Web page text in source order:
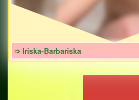
➩ Iriska-Barbariska